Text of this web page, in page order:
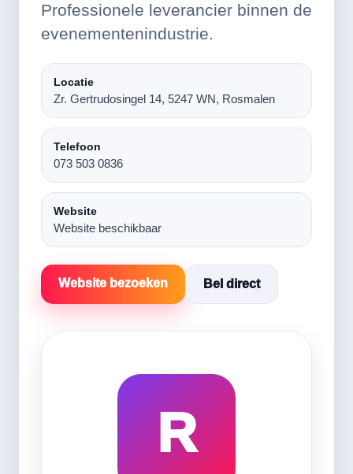
Professionele leverancier binnen de
evenementenindustrie.
Locatie
Zr. Gertrudosingel 14, 5247 WN, Rosmalen
Telefoon
073 503 0836
Website
Website beschikbaar
Website bezoeken Bel direct
R